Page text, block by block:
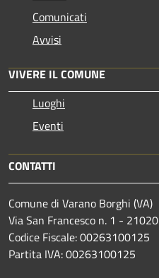
Comunicati
Avvisi
VIVERE IL COMUNE
Luoghi
Eventi
CONTATTI
Comune di Varano Borghi (VA)
Via San Francesco n. 1 - 21020
Codice Fiscale: 00263100125
Partita IVA: 00263100125